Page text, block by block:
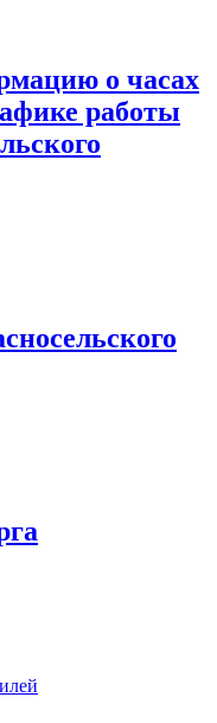
о часах
работы